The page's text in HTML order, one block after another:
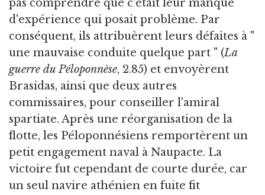
pas comprendre que c'était leur manque
d'expérience qui posait problème. Par
conséquent, ils attribuèrent leurs défaites à "
une mauvaise conduite quelque part " (La
guerre du Péloponnèse, 2.85) et envoyèrent
Brasidas, ainsi que deux autres
commissaires, pour conseiller l'amiral
spartiate. Après une réorganisation de la
flotte, les Péloponnésiens remportèrent un
petit engagement naval à Naupacte. La
victoire fut cependant de courte durée, car
un seul navire athénien en fuite fit